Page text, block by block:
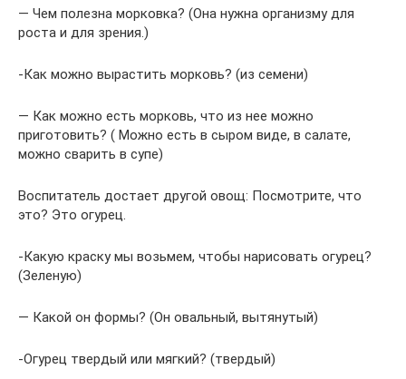
— Чем полезна морковка? (Она нужна организму для
роста и для зрения.)
-Как можно вырастить морковь? (из семени)
— Как можно есть морковь, что из нее можно
приготовить? ( Можно есть в сыром виде, в салате,
можно сварить в супе)
Воспитатель достает другой овощ: Посмотрите, что
это? Это огурец.
-Какую краску мы возьмем, чтобы нарисовать огурец?
(Зеленую)
— Какой он формы? (Он овальный, вытянутый)
-Огурец твердый или мягкий? (твердый)